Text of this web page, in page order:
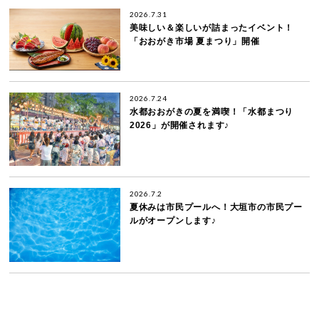
2026.7.31
美味しい＆楽しいが詰まったイベント！
「おおがき市場 夏まつり」開催
2026.7.24
水都おおがきの夏を満喫！「水都まつり
2026」が開催されます♪
2026.7.2
夏休みは市民プールへ！大垣市の市民プー
ルがオープンします♪